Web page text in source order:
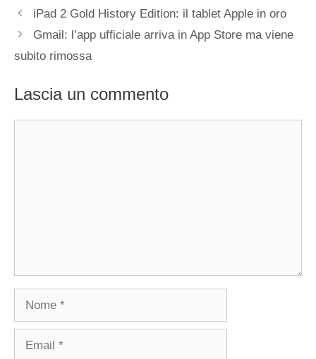
iPad 2 Gold History Edition: il tablet Apple in oro
Gmail: l’app ufficiale arriva in App Store ma viene
subito rimossa
Lascia un commento
Nome
Email